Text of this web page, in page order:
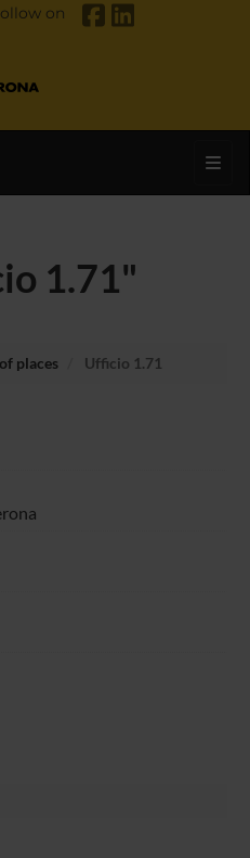
on
1.71"
places Ufficio 1.71